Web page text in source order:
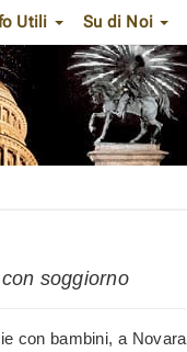
Utili Su di Noi
soggiorno
con bambini, a Novara